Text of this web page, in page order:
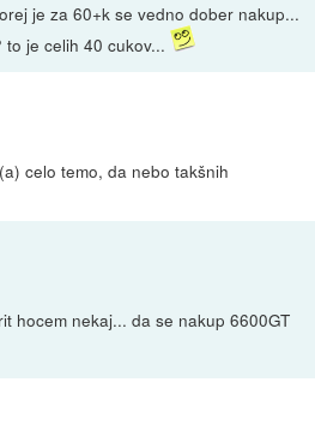
je za 60+k se vedno dober nakup...
je celih 40 cukov...
celo temo, da nebo takšnih
hocem nekaj... da se nakup 6600GT